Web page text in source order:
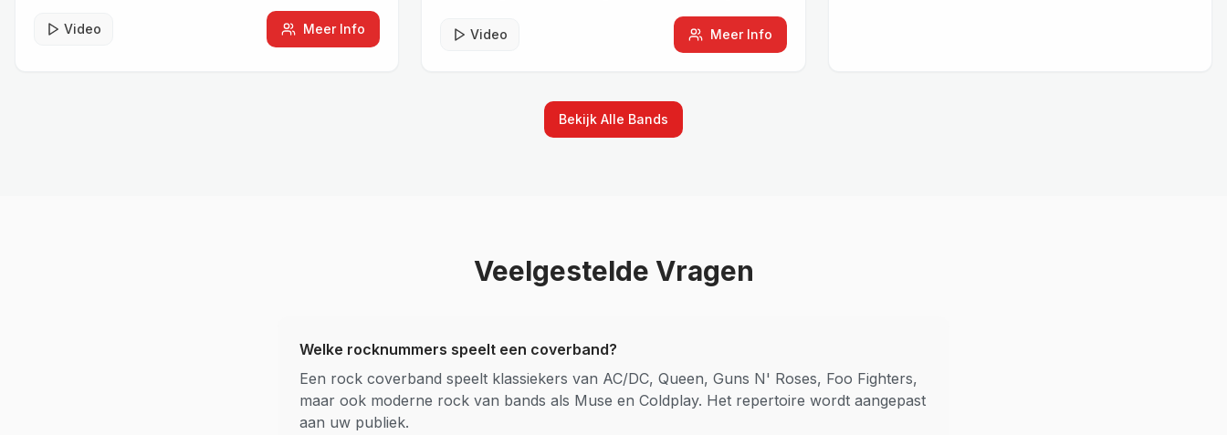
Video Meer Info
Video
Meer Info
Bekijk Alle Bands
Veelgestelde Vragen
Welke rocknummers speelt een coverband?
Een rock coverband speelt klassiekers van AC/DC, Queen, Guns N' Roses, Foo Fighters,
maar ook moderne rock van bands als Muse en Coldplay. Het repertoire wordt aangepast
aan uw publiek.